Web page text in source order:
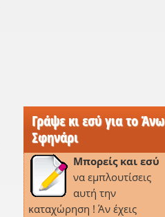
Γράψε κι εσύ για το Άνω
Σφηνάρι
Μπορείς και εσύ
να εμπλουτίσεις
αυτή την
καταχώρηση ! Άν έχεις